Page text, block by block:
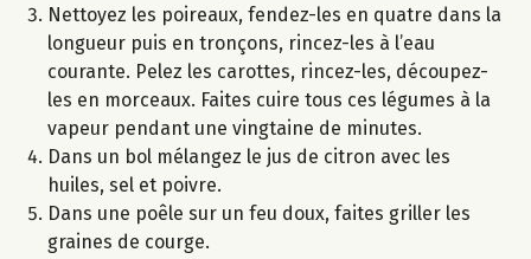
Nettoyez les poireaux, fendez-les en quatre dans la
longueur puis en tronçons, rincez-les à l’eau
courante. Pelez les carottes, rincez-les, découpez-
les en morceaux. Faites cuire tous ces légumes à la
vapeur pendant une vingtaine de minutes.
Dans un bol mélangez le jus de citron avec les
huiles, sel et poivre.
Dans une poêle sur un feu doux, faites griller les
graines de courge.